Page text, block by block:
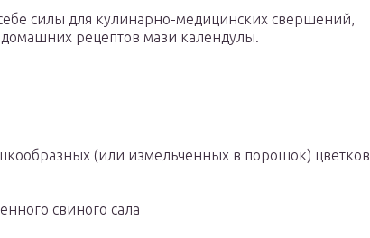
себе силы для кулинарно-медицинских свершений,
домашних рецептов мази календулы.
(или измельченных в порошок) цветков
свиного сала